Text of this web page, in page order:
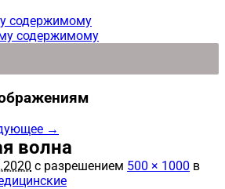
содержимому
содержимому
→
волна
с разрешением 500 × 1000 в